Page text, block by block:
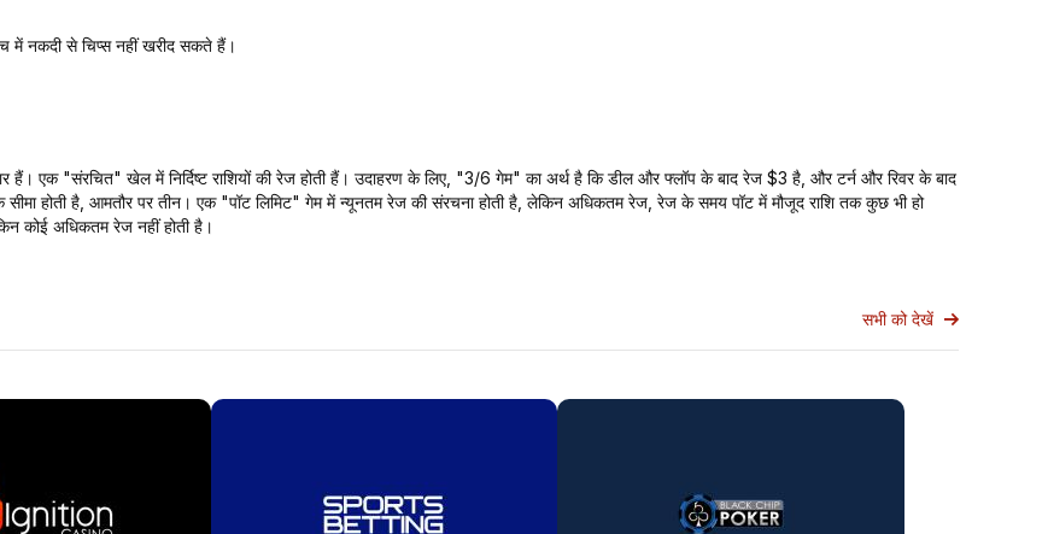
में नकदी से चिप्स नहीं खरीद सकते हैं।
एक "संरचित" खेल में निर्दिष्ट राशियों की रेज होती हैं। उदाहरण के लिए, "3/6 गेम" का अर्थ है कि डील और फ्लॉप के बाद रेज $3 है, और टर्न और रिवर के बाद
सीमा होती है, आमतौर पर तीन। एक "पॉट लिमिट" गेम में न्यूनतम रेज की संरचना होती है, लेकिन अधिकतम रेज, रेज के समय पॉट में मौजूद राशि तक कुछ भी हो
कोई अधिकतम रेज नहीं होती है।
सभी को देखें